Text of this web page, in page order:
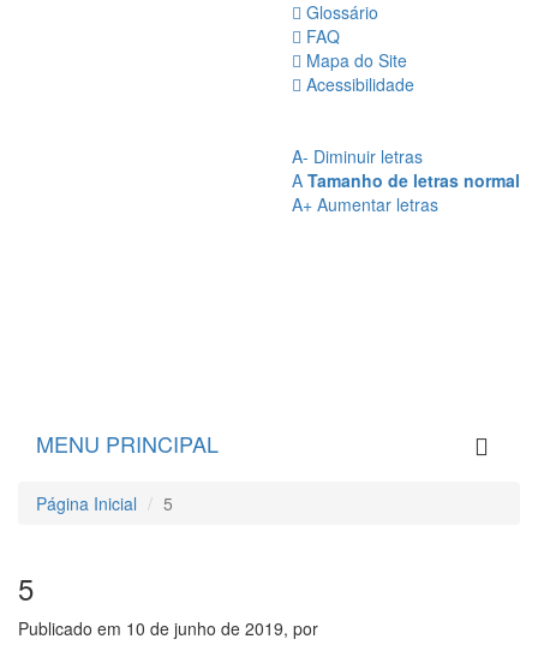
Glossário
FAQ
Mapa do Site
Acessibilidade
A- Diminuir letras
A Tamanho de letras normal
A+ Aumentar letras
MENU PRINCIPAL
Página Inicial 5
5
Publicado em 10 de junho de 2019, por